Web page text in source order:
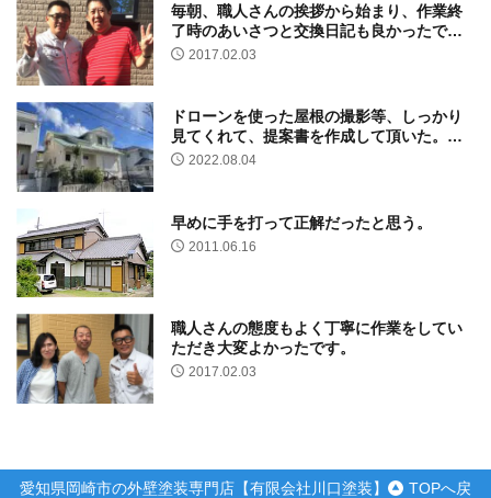
毎朝、職人さんの挨拶から始まり、作業終
了時のあいさつと交換日記も良かったで
す。2017.02.03
ドローンを使った屋根の撮影等、しっかり
見てくれて、提案書を作成して頂いた。価
格は一番高かったが、他社との内容を比較
2022.08.04
早めに手を打って正解だったと思う。
2011.06.16
職人さんの態度もよく丁寧に作業をしてい
ただき大変よかったです。
2017.02.03
愛知県岡崎市の外壁塗装専門店【有限会社川口塗装】
TOPへ戻